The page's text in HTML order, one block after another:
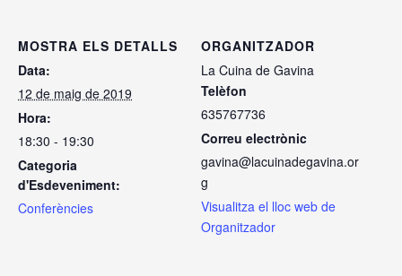
MOSTRA ELS DETALLS
Data:
12 de maig de 2019
Hora:
18:30 - 19:30
Categoria
d'Esdeveniment:
Conferències
ORGANITZADOR
La Cuina de Gavina
Telèfon
635767736
Correu electrònic
gavina@lacuinadegavina.or
g
Visualitza el lloc web de
Organitzador